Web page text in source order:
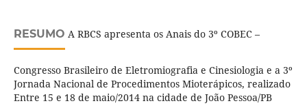
RESUMO A RBCS apresenta os Anais do 3º COBEC –
Congresso Brasileiro de Eletromiografia e Cinesiologia e a 3º
Jornada Nacional de Procedimentos Mioterápicos, realizado
Entre 15 e 18 de maio/2014 na cidade de João Pessoa/PB